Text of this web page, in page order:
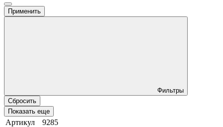
Применить
Фильтры
Сбросить
Показать еще
Артикул
9285